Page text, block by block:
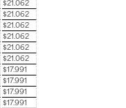
$21.062
$21.062
$21.062
$21.062
$21.062
$21.062
$17.991
$17.991
$17.991
$17.991